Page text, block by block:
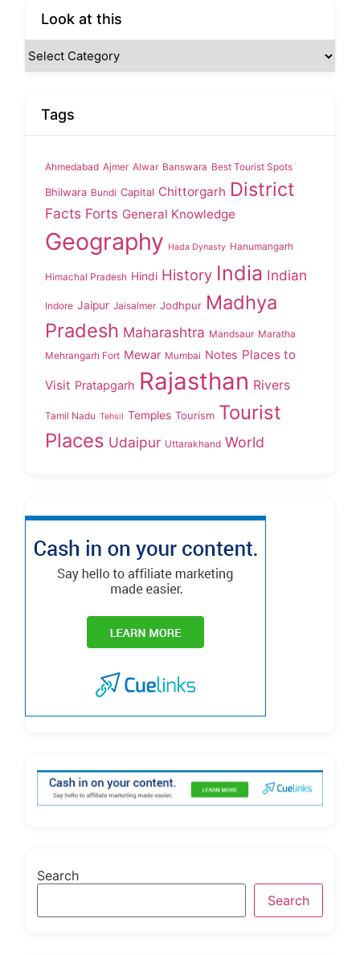
Look at this
Tags
Ahmedabad Ajmer Alwar Banswara Best Tourist Spots
Bhilwara Bundi Capital Chittorgarh District
Facts Forts General Knowledge
Geography Hada Dynasty Hanumangarh
Himachal Pradesh Hindi History India Indian
Indore Jaipur Jaisalmer Jodhpur Madhya
Pradesh Maharashtra Mandsaur Maratha
Mehrangarh Fort Mewar Mumbai Notes Places to
Visit Pratapgarh Rajasthan Rivers
Tamil Nadu Tehsil Temples Tourism Tourist
Places Udaipur Uttarakhand World
Search
Search